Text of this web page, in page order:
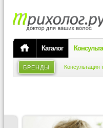
Каталог
БРЕНДЫ Консультация